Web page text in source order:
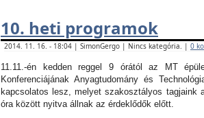
10. heti programok
2014. 11. 16. - 18:04 | SimonGergo | Nincs kategória. | 0
11.11.-én kedden reggel 9 órától az MT
Konferenciájának Anyagtudomány és
kapcsolatos lesz, melyet szakosztályos tagjaink
óra között nyitva állnak az érdeklődők előtt.